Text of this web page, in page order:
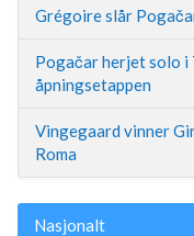
Grégoire slår
Pogačar herjet solo i
åpningsetappen
Vingegaard vinner
Roma
Nasjonalt